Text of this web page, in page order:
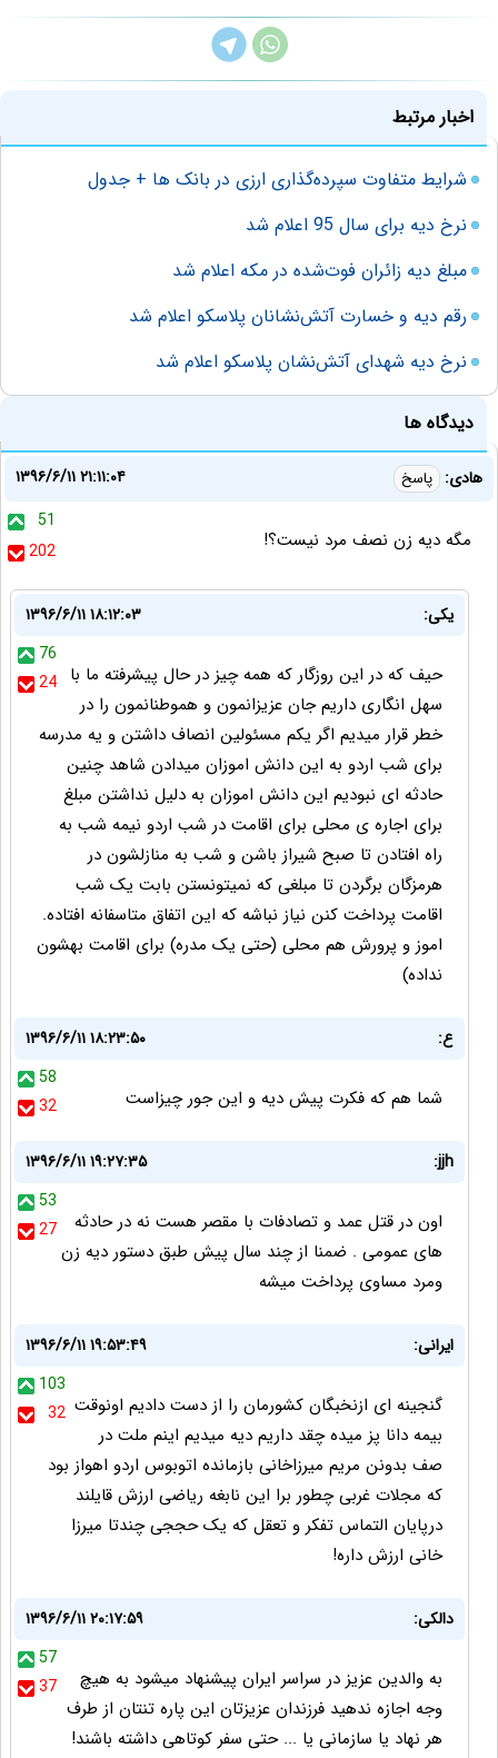
اخبار مرتبط
شرایط متفاوت سپرده‌گذاری ارزی در بانک ها + جدول
نرخ دیه برای سال 95 اعلام شد
مبلغ دیه زائران فوت‌شده در مکه اعلام شد
رقم دیه و خسارت آتش‌نشانان پلاسکو اعلام شد
نرخ دیه شهدای آتش‌نشان پلاسکو اعلام شد
دیدگاه ها
هادی: پاسخ
۱۳۹۶/۶/۱۱ ۲۱:۱۱:۰۴
51
202
مگه دیه زن نصف مرد نیست؟!
یکی:
۱۳۹۶/۶/۱۱ ۱۸:۱۲:۰۳
76
24 حیف که در این روزگار که همه چیز در حال پیشرفته ما با
سهل انگاری داریم جان عزیزانمون و هموطنانمون را در
خطر قرار میدیم اگر یکم مسئولین انصاف داشتن و یه مدرسه
برای شب اردو به این دانش اموزان میدادن شاهد چنین
حادثه ای نبودیم این دانش اموزان به دلیل نداشتن مبلغ
برای اجاره ی محلی برای اقامت در شب اردو نیمه شب به
راه افتادن تا صبح شیراز باشن و شب به منازلشون در
هرمزگان برگردن تا مبلغی که نمیتونستن بابت یک شب
اقامت پرداخت کنن نیاز نباشه که این اتفاق متاسفانه افتاده.
اموز و پرورش هم محلی (حتی یک مدره) برای اقامت بهشون
نداده)
ع:
۱۳۹۶/۶/۱۱ ۱۸:۲۳:۵۰
58
32
شما هم که فکرت پیش دیه و این جور چیزاست
jjh:
۱۳۹۶/۶/۱۱ ۱۹:۲۷:۳۵
53
27
اون در قتل عمد و تصادفات با مقصر هست نه در حادثه
های عمومی . ضمنا از چند سال پیش طبق دستور دیه زن
ومرد مساوی پرداخت میشه
ایرانی:
۱۳۹۶/۶/۱۱ ۱۹:۵۳:۴۹
103
32 گنجینه ای ازنخبگان کشورمان را از دست دادیم اونوقت
بیمه دانا پز میده چقد داریم دیه میدیم اینم ملت در
صف بدونن مریم میرزاخانی بازمانده اتوبوس اردو اهواز بود
که مجلات غربی چطور برا این نابغه ریاضی ارزش قایلند
درپایان التماس تفکر و تعقل که یک حججی چندتا میرزا
خانی ارزش داره!
دالکی:
۱۳۹۶/۶/۱۱ ۲۰:۱۷:۵۹
57
37
به والدین عزیز در سراسر ایران پیشنهاد میشود به هیچ
وجه اجازه ندهید فرزندان عزیزتان این پاره تنتان از طرف
هر نهاد یا سازمانی یا ... حتی سفر کوتاهی داشته باشند!